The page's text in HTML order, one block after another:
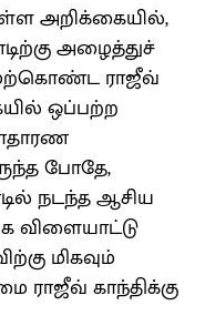
அறிக்கையில்,
அழைத்துச்
ராஜீவ்
ஒப்பற்ற
போதே,
நடந்த ஆசிய
விளையாட்டு
மிகவும்
ராஜீவ் காந்திக்கு